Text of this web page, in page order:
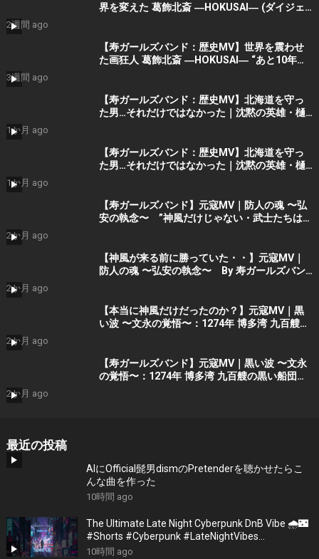
界を変えた 葛飾北斎 ―HOKUSAI― (ダイジェ
2週間 ago
【寿ガールズバンド：歴史MV】世界を震わせ
た画狂人 葛飾北斎 ―HOKUSAI― “あと10年く
3週間 ago
【寿ガールズバンド：歴史MV】北海道を守っ
た男…それだけではなかった｜沈黙の英雄・樋
1か月 ago
【寿ガールズバンド：歴史MV】北海道を守っ
た男…それだけではなかった｜沈黙の英雄・樋
1か月 ago
【寿ガールズバンド】元寇MV｜防人の魂 〜弘
安の執念〜 ”神風だけじゃない・武士たちはも
2か月 ago
【神風が来る前に勝っていた・・】元寇MV｜
防人の魂 〜弘安の執念〜 By 寿ガールズバン
2か月 ago
【本当に神風だけだったのか？】元寇MV｜黒
い波 〜文永の覚悟〜：1274年 博多湾 九百艘の
2か月 ago
【寿ガールズバンド】元寇MV｜黒い波 〜文永
の覚悟〜：1274年 博多湾 九百艘の黒い船団に
2か月 ago
最近の投稿
AIにOfficial髭男dismのPretenderを聴かせたらこ
んな曲を作った
10時間 ago
The Ultimate Late Night Cyberpunk DnB Vibe 🌧️🌃
#Shorts #Cyberpunk #LateNightVibes
#ElectronicMusic
10時間 ago